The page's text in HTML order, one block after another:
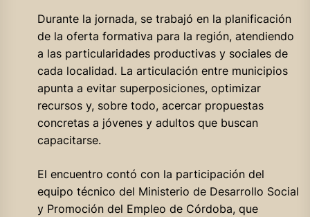
Durante la jornada, se trabajó en la planificación
de la oferta formativa para la región, atendiendo
a las particularidades productivas y sociales de
cada localidad. La articulación entre municipios
apunta a evitar superposiciones, optimizar
recursos y, sobre todo, acercar propuestas
concretas a jóvenes y adultos que buscan
capacitarse.
El encuentro contó con la participación del
equipo técnico del Ministerio de Desarrollo Social
y Promoción del Empleo de Córdoba, que